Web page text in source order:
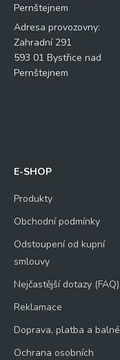
Pernštejnem
Adresa provozovny:
Zahradní 291
593 01 Bystřice nad
Pernštejnem
E-SHOP
Produkty
Obchodní podmínky
Odstoupení od kupní
smlouvy
Nejčastější dotazy (FAQ)
Reklamace
Doprava, platba a balné
Ochrana osobních